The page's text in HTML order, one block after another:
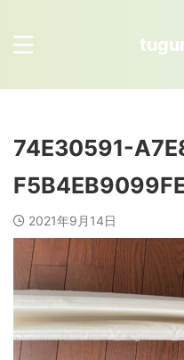
74E30591-
2021年9月14日